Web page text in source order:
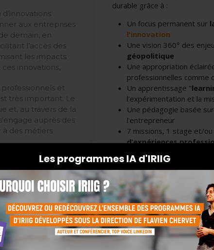
Les programmes IA d'IRIIG
aux entreprises
demain, en
l’accès des
les impacts
innovations,
et
très important. Le
et, au travers de la
auprès des
des métiers
mixant
de projets
durable grâce à :
Un focus permanent sur
l'innovation
Une vision 360° des
géopolitique
Une appropriation
professionnelles comme
Un apprentissage "
l'expérimentation et la
Une pédagogie basée
l'entrepreneur
7 missions, 1 stage et/
d’expériences
Des échanges et des
poste
Deux ans d'immersion
de l'impact, de
Un coaching et un
*pour le cursus de 24 mois